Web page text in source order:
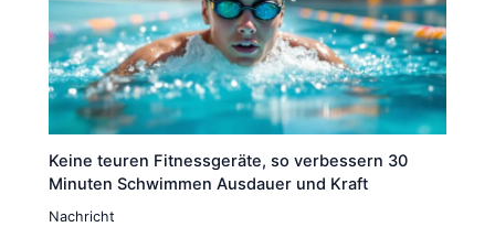
Keine teuren Fitnessgeräte, so verbessern 30
Minuten Schwimmen Ausdauer und Kraft
Nachricht